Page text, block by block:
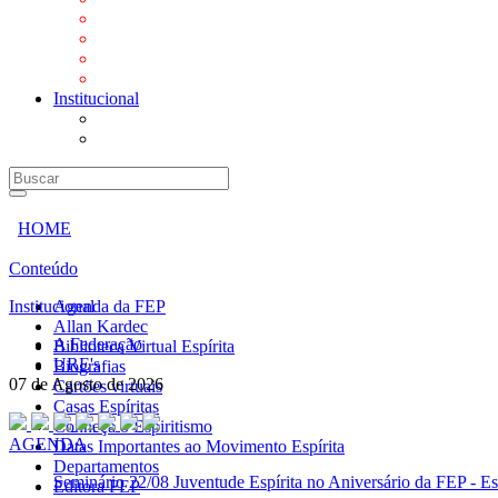
Institucional
HOME
Conteúdo
Agenda da FEP
Allan Kardec
Biblioteca Virtual Espírita
Biografias
Cartões virtuais
Casas Espíritas
Conheça o Espiritismo
Datas Importantes ao Movimento Espírita
Departamentos
Editora FEP
Institucional
A Federação
URE's
07 de Agosto de 2026
AGENDA
Seminário 22/08 Juventude Espírita no Aniversário da FEP -